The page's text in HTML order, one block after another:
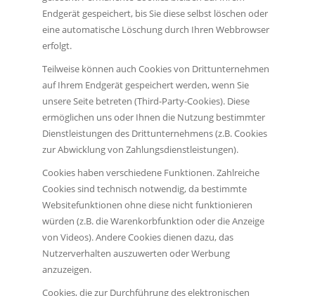
Endgerät gespeichert, bis Sie diese selbst löschen oder
eine automatische Löschung durch Ihren Webbrowser
erfolgt.
Teilweise können auch Cookies von Drittunternehmen
auf Ihrem Endgerät gespeichert werden, wenn Sie
unsere Seite betreten (Third-Party-Cookies). Diese
ermöglichen uns oder Ihnen die Nutzung bestimmter
Dienstleistungen des Drittunternehmens (z.B. Cookies
zur Abwicklung von Zahlungsdienstleistungen).
Cookies haben verschiedene Funktionen. Zahlreiche
Cookies sind technisch notwendig, da bestimmte
Websitefunktionen ohne diese nicht funktionieren
würden (z.B. die Warenkorbfunktion oder die Anzeige
von Videos). Andere Cookies dienen dazu, das
Nutzerverhalten auszuwerten oder Werbung
anzuzeigen.
Cookies, die zur Durchführung des elektronischen